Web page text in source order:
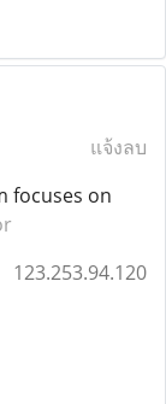
แจ้งลบ
focuses on
123.253.94.120